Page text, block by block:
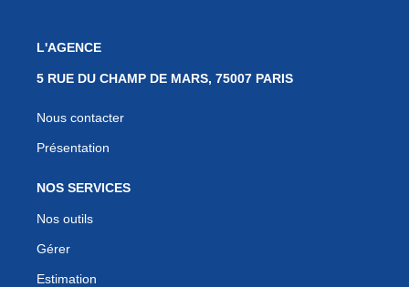
L'AGENCE
5 RUE DU CHAMP DE MARS, 75007 PARIS
Nous contacter
Présentation
NOS SERVICES
Nos outils
Gérer
Estimation